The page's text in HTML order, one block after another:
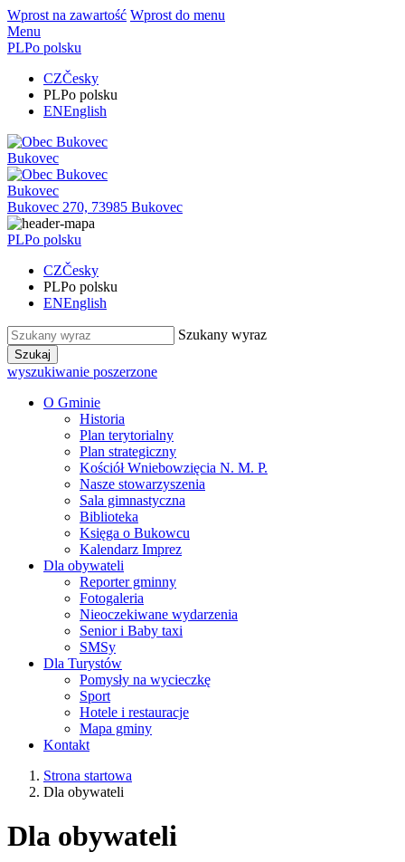
Wprost na zawartość Wprost do menu
Menu
PLPo polsku
CZČesky
PLPo polsku
ENEnglish
Bukovec
Bukovec
Bukovec 270, 73985 Bukovec
PLPo polsku
CZČesky
PLPo polsku
ENEnglish
Szukany wyraz
Szukaj
wyszukiwanie poszerzone
O Gminie
Historia
Plan terytorialny
Plan strategiczny
Kościół Wniebowzięcia N. M. P.
Nasze stowarzyszenia
Sala gimnastyczna
Biblioteka
Księga o Bukowcu
Kalendarz Imprez
Dla obywateli
Reporter gminny
Fotogaleria
Nieoczekiwane wydarzenia
Senior i Baby taxi
SMSy
Dla Turystów
Pomysły na wycieczkę
Sport
Hotele i restauracje
Mapa gminy
Kontakt
Strona startowa
Dla obywateli
Dla obywateli